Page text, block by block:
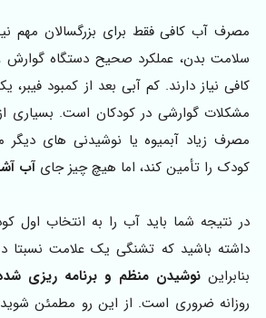
مصرف آب کافی فقط برای بزرگسالان مهم
سلامت بدن، عملکرد صحیح دستگاه گوارش
کافی نیاز دارند. کم آبی بعد از کمبود فیبر،
مشکلات گوارشی در کودکان است. بسیاری
مصرف زیاد آبمیوه یا نوشیدنی های دیگر
کودک را تأمین کند، اما هیچ چیز جای آب
در نتیجه شما باید آب را به انتخاب اول
داشته باشید که تشنگی یک علامت نسبتا
بنابرایننوشیدن منظم و برنامه ریزی
روزانه ضروری است. از این رو مطمئن